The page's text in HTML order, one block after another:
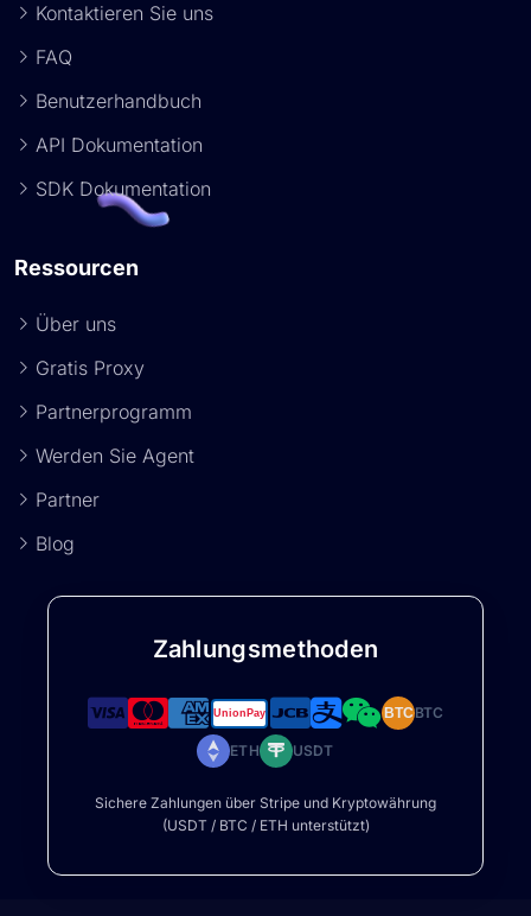
Kontaktieren Sie uns
FAQ
Benutzerhandbuch
API Dokumentation
SDK Dokumentation
Ressourcen
Über uns
Gratis Proxy
Partnerprogramm
Werden Sie Agent
Partner
Blog
Zahlungsmethoden
BTCBTC
ETH USDT
Sichere Zahlungen über Stripe und Kryptowährung
(USDT / BTC / ETH unterstützt)